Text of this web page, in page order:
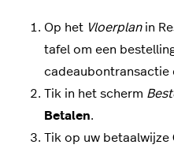
Op het Vloerplanin
tafel om een
cadeaubontransactie
Tik in het scherm
Betalen.
Tik op uw betaalwijze